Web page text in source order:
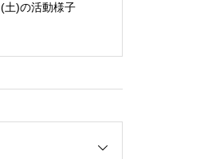
(土)の活動様子